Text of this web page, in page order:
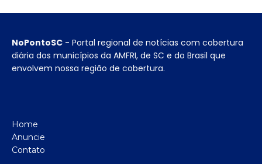
NoPontoSC - Portal regional de notícias com cobertura
diária dos municípios da AMFRI, de SC e do Brasil que
envolvem nossa região de cobertura.
Home
Anuncie
Contato